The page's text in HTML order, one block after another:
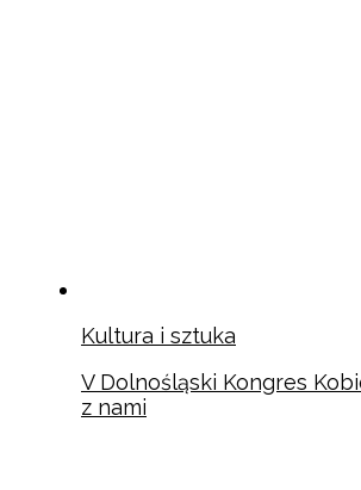
Kultura i sztuka
V Dolnośląski Kongres
z nami